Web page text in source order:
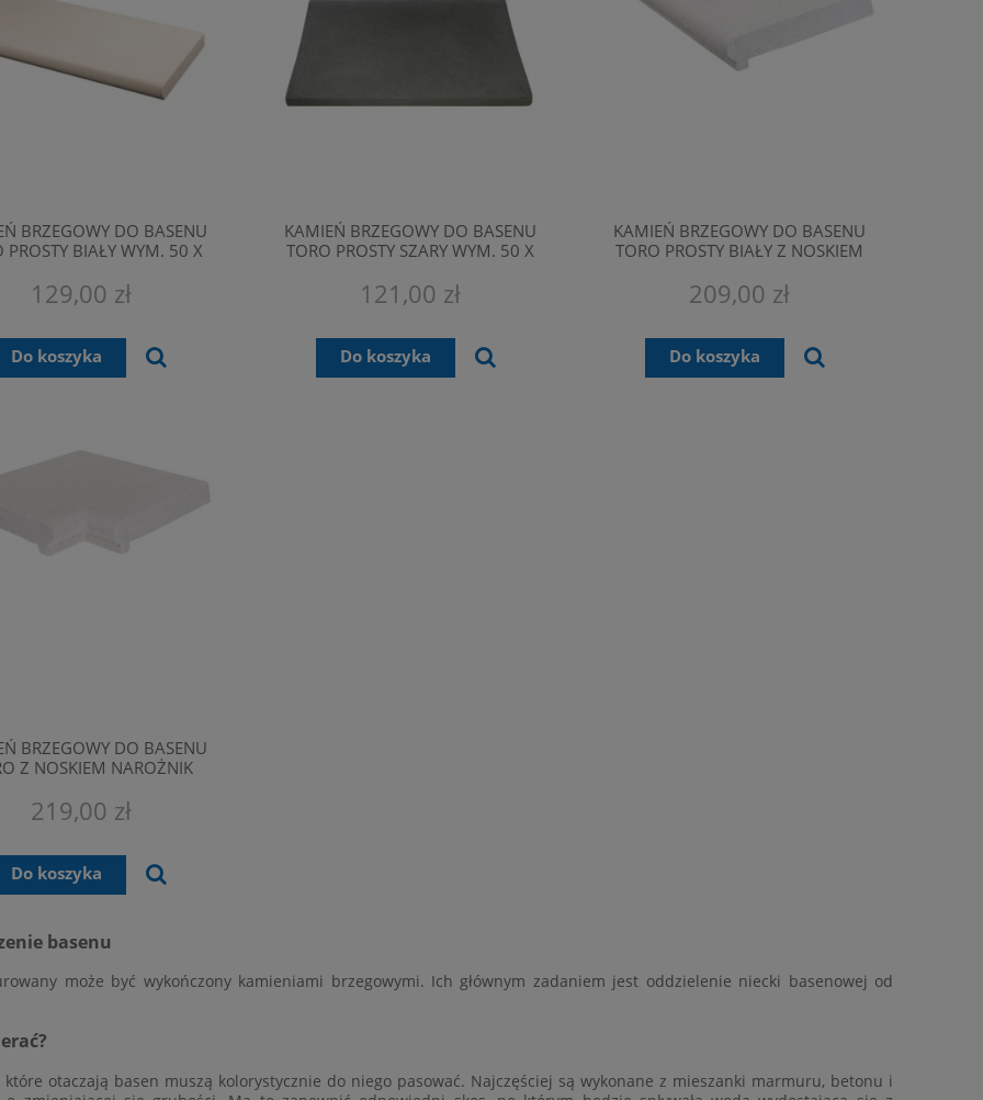
BRZEGOWY DO BASENU
PROSTY BIAŁY WYM. 50 X
129,00 zł
Do koszyka
KAMIEŃ BRZEGOWY DO BASENU
TORO PROSTY SZARY WYM. 50 X
121,00 zł
Do koszyka
KAMIEŃ BRZEGOWY DO BASENU
TORO PROSTY BIAŁY Z NOSKIEM
209,00 zł
Do koszyka
BRZEGOWY DO BASENU
Z NOSKIEM NAROŻNIK
219,00 zł
Do koszyka
basenu
może być wykończony kamieniami brzegowymi. Ich głównym zadaniem jest oddzielenie niecki basenowej od
które otaczają basen muszą kolorystycznie do niego pasować. Najczęściej są wykonane z mieszanki marmuru, betonu i